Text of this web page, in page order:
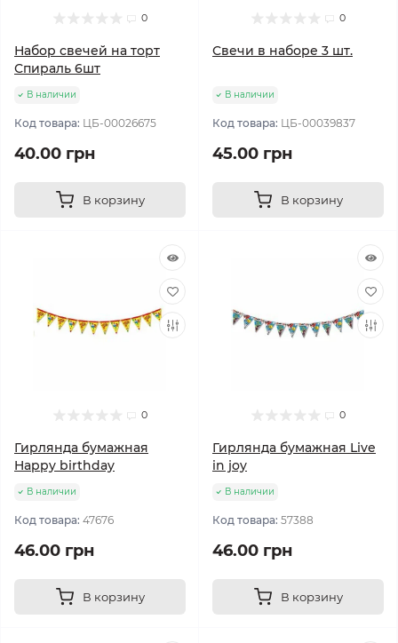
0
Набор свечей на торт
Спираль 6шт
В наличии
Код товара: ЦБ-00026675
40.00 грн
В корзину
0
Свечи в наборе 3 шт.
В наличии
Код товара: ЦБ-00039837
45.00 грн
В корзину
0
Гирлянда бумажная
Happy birthday
В наличии
Код товара: 47676
46.00 грн
В корзину
0
Гирлянда бумажная Live
in joy
В наличии
Код товара: 57388
46.00 грн
В корзину